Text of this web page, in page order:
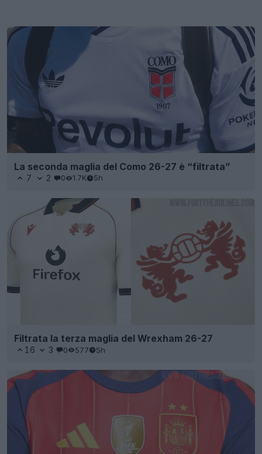
La seconda maglia del Como 26-27 è “filtrata”
7 2 0 1.7K 5h
Filtrata la terza maglia del Wrexham 26-27
16 3 0 577 5h